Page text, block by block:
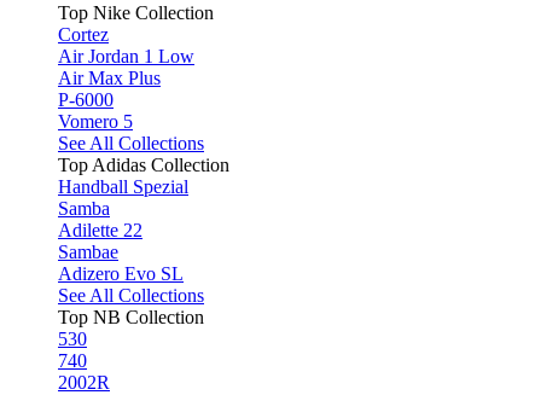
Top Nike Collection
Cortez
Air Jordan 1 Low
Air Max Plus
P-6000
Vomero 5
See All Collections
Top Adidas Collection
Handball Spezial
Samba
Adilette 22
Sambae
Adizero Evo SL
See All Collections
Top NB Collection
530
740
2002R